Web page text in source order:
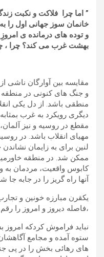
” اما چرا
فلاکت و نکبت
خانمان سوز جهانی اول را
و توده های درمانده ی امروزِ
بهشت غرب می کند؟ چرا ،
مقایسه بین آوارگان
و جنگ های کنونی در منطقه
منطقی باشد. از دل یکی
دیگری رویکرد به غرب
مقطع در روسیه و نیز
مهیای انقلاب باشد. در
لنین برای به زایمان نشاندن
ممکن شد. در منطقه
کابوس واقعیت، مردمان
آنها راه گریز را در جابه جا
یکقرن مبارزه خونین و
،فاصله دیروز و امروز را
نباید فراموش کردکه امروز
ستوه آمده و مجامع
های رهائی بخش را در پی